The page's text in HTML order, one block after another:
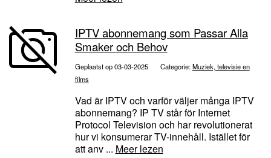
IPTV abonnemang som Passar Alla
Smaker och Behov
Geplaatst op 03-03-2025 Categorie:Muziek, televisie en
films
Vad är IPTV och varför väljer många IPTV
abonnemang? IP TV står för Internet
Protocol Television och har revolutionerat
hur vi konsumerar TV-innehåll. Istället för
att anv ... Meer lezen